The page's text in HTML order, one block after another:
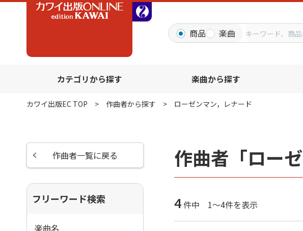
商品 楽曲
カテゴリから探す 楽曲から探す
カワイ出版EC TOP 作曲者から探す ローゼンマン，レナード
作曲者「ロー
4件中 1～4件を表示
作曲者一覧に戻る
フリーワード検索
楽曲名